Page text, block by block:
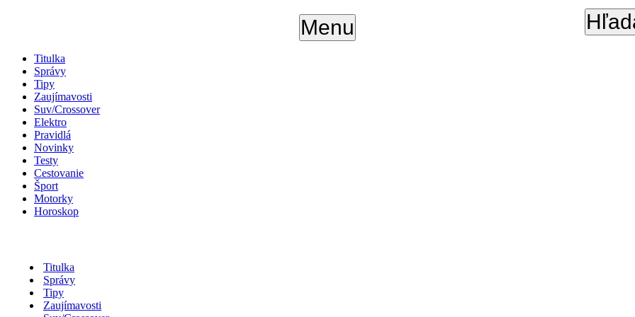
Menu
Titulka
Správy
Tipy
Zaujímavosti
Suv/Crossover
Elektro
Pravidlá
Novinky
Testy
Cestovanie
Šport
Motorky
Horoskop
Titulka
Správy
Tipy
Zaujímavosti